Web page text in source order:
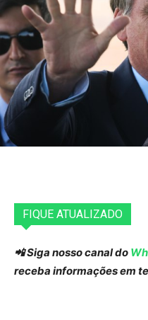
FIQUE ATUALIZADO
📲 Siga nosso canal do
receba informações em